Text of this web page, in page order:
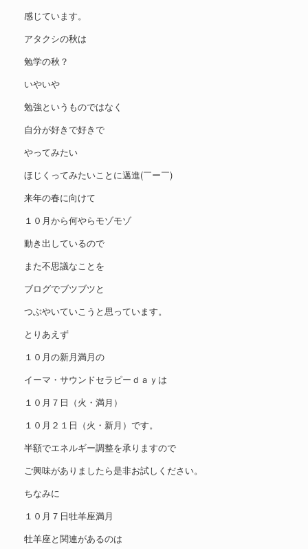
感じています。
アタクシの秋は
勉学の秋？
いやいや
勉強というものではなく
自分が好きで好きで
やってみたい
ほじくってみたいことに邁進(￣ー￣)
来年の春に向けて
１０月から何やらモゾモゾ
動き出しているので
また不思議なことを
ブログでブツブツと
つぶやいていこうと思っています。
とりあえず
１０月の新月満月の
イーマ・サウンドセラピーｄａｙは
１０月７日（火・満月）
１０月２１日（火・新月）です。
半額でエネルギー調整を承りますので
ご興味がありましたら是非お試しください。
ちなみに
１０月７日牡羊座満月
牡羊座と関連があるのは